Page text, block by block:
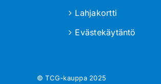
Lahjakortti
Evästekäytäntö
© TCG-kauppa 2025